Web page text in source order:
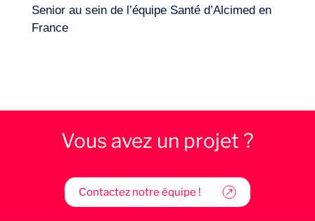
Senior au sein de l’équipe Santé d’Alcimed en
France
Vous avez un projet ?
Contactez notre équipe !